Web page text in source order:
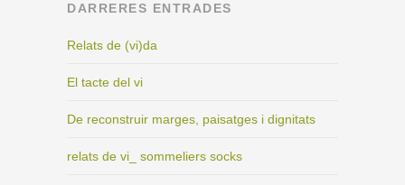
DARRERES ENTRADES
Relats de (vi)da
El tacte del vi
De reconstruir marges, paisatges i dignitats
relats de vi_ sommeliers socks